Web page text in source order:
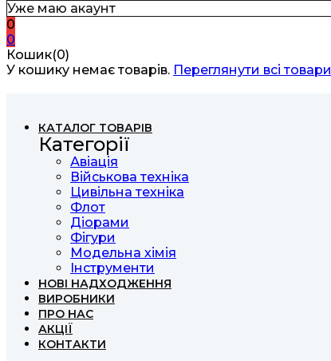
Уже маю акаунт
0
0
Кошик(0)
У кошику немає товарів. Переглянути всі товари
КАТАЛОГ ТОВАРІВ
Категорії
Авіація
Військова техніка
Цивільна техніка
Флот
Діорами
Фігури
Модельна хімія
Інструменти
НОВІ НАДХОДЖЕННЯ
ВИРОБНИКИ
ПРО НАС
АКЦІЇ
КОНТАКТИ